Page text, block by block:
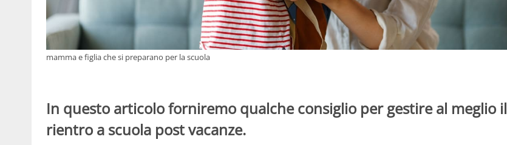
mamma e figlia che si preparano per la scuola
In questo articolo forniremo qualche consiglio per gestire al meglio il
rientro a scuola post vacanze.